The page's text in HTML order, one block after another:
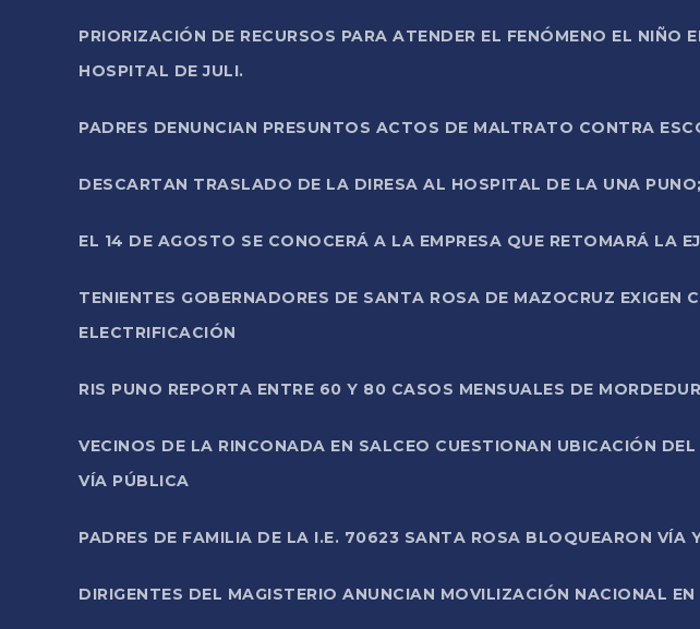
PRIORIZACIÓN DE RECURSOS PARA ATENDER EL FENÓMENO EL
HOSPITAL DE JULI.
PADRES DENUNCIAN PRESUNTOS ACTOS DE MALTRATO CONTRA
DESCARTAN TRASLADO DE LA DIRESA AL HOSPITAL DE LA UNA
EL 14 DE AGOSTO SE CONOCERÁ A LA EMPRESA QUE RETOMARÁ LA
TENIENTES GOBERNADORES DE SANTA ROSA DE MAZOCRUZ
ELECTRIFICACIÓN
RIS PUNO REPORTA ENTRE 60 Y 80 CASOS MENSUALES DE
VECINOS DE LA RINCONADA EN SALCEO CUESTIONAN UBICACIÓN
VÍA PÚBLICA
PADRES DE FAMILIA DE LA I.E. 70623 SANTA ROSA BLOQUEARON VÍA
DIRIGENTES DEL MAGISTERIO ANUNCIAN MOVILIZACIÓN NACIONAL